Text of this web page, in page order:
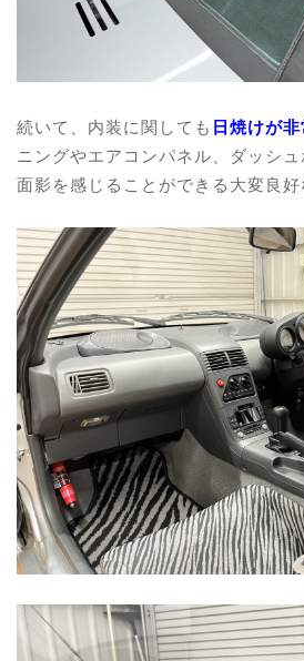
続いて、内装に関しても 日焼けが
ニングやエアコンパネル、ダッシ
面影を感じることができる大変良好